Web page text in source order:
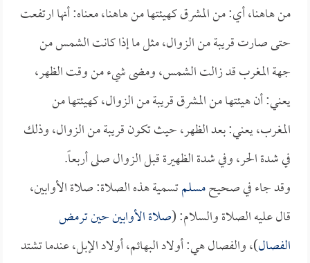
من هاهنا، أي: من المشرق كهيئتها من هاهنا، معناه: أنها ارتفعت
حتى صارت قريبة من الزوال، مثل ما إذا كانت الشمس من
جهة المغرب قد زالت الشمس، ومضى شيء من وقت الظهر،
يعني: أن هيئتها من المشرق قريبة من الزوال، كهيئتها من
المغرب، يعني: بعد الظهر، حيث تكون قريبة من الزوال، وذلك
في شدة الحر، وفي شدة الظهيرة قبل الزوال صلى أربعاً.
وقد جاء في صحيحمسلمتسمية هذه الصلاة: صلاة الأوابين،
قال عليه الصلاة والسلام: (صلاة الأوابين حين ترمض
الفصال)، والفصال هي: أولاد البهائم، أولاد الإبل، عندما تشتد